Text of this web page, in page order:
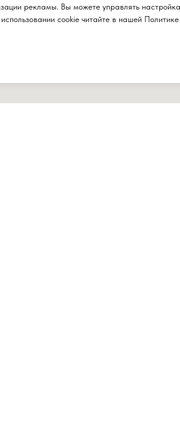
рекламы. Вы можете управлять
cookie читайте в нашей Политике